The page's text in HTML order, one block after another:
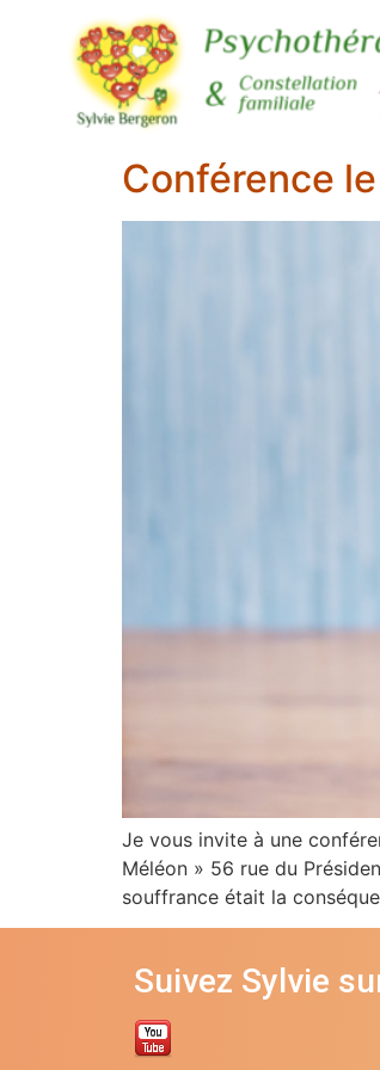
Conférence
Je vous invite à une
Méléon » 56 rue du
souffrance était la
Suivez Sylvie